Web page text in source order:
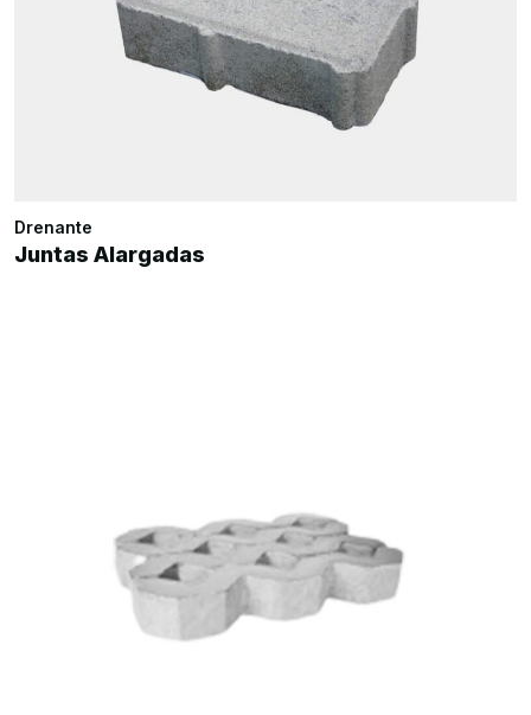
Drenante
Juntas Alargadas